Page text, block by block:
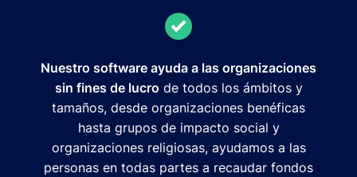
Nuestro software ayuda a las organizaciones
sin fines de lucro de todos los ámbitos y
tamaños, desde organizaciones benéficas
hasta grupos de impacto social y
organizaciones religiosas, ayudamos a las
personas en todas partes a recaudar fondos